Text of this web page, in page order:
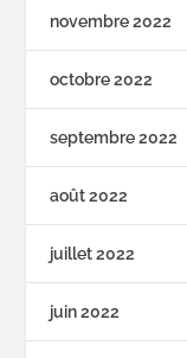
novembre 2022
octobre 2022
septembre 2022
août 2022
juillet 2022
juin 2022